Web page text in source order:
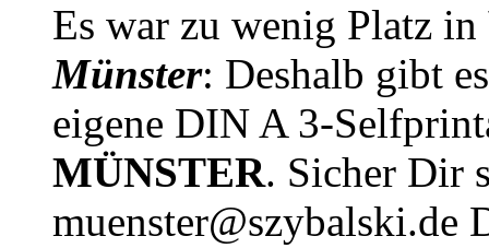
Es war zu wenig Platz in
Münster: Deshalb gibt
eigene DIN A 3-
MÜNSTER. Sicher Dir
muenster@szybalski.de